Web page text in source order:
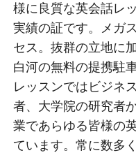
様に良質な英会話レ
実績の証です。メガ
セス。抜群の立地に
白河の無料の提携駐
レッスンではビジネ
者、大学院の研究者
業であらゆる皆様の
ています。常に数多